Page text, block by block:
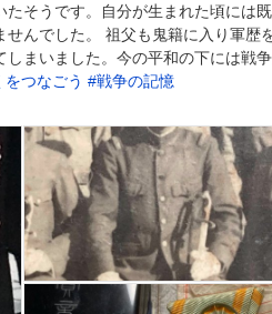
そうです。自分が生まれた頃には既
んでした。 祖父も鬼籍に入り軍歴
まいました。今の平和の下には戦
をつなごう #戦争の記憶